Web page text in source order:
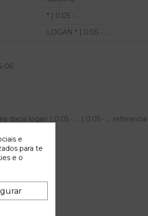
* | 0.05 - ...
LOGAN * | 0.05 - ...
06
dacia logan | 0.05 - ... | 0.05 - ...
e
para te
e o